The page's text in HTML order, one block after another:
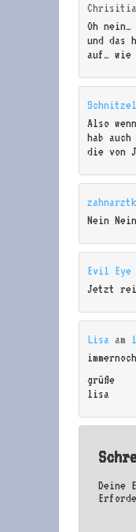
Oh
und das
auf…
Schnitzel
Also
hab
die von
Nein
Evil
Jetzt
Lisa am
grüße
lisa
Deine